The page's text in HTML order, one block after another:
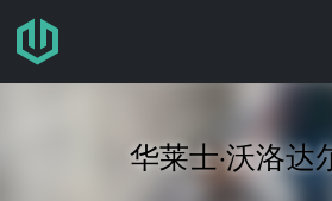
跳转至主要内容
华莱士·沃洛达